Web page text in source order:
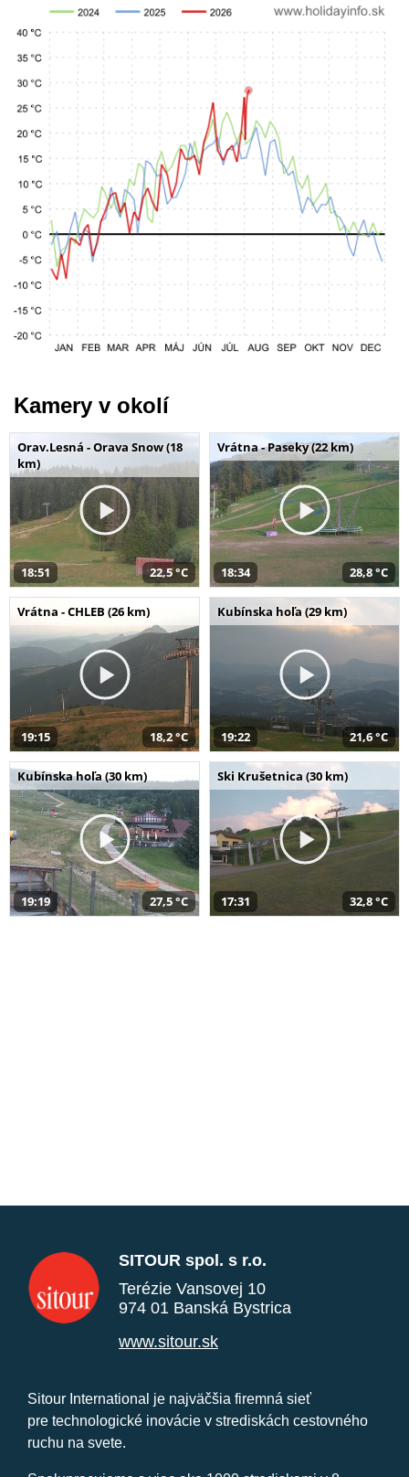
Kamery v okolí
Orav.Lesná - Orava Snow (18
km)
18:51 22,5 °C
Vrátna - Paseky (22 km)
18:34 28,8 °C
Vrátna - CHLEB (26 km)
19:15 18,2 °C
Kubínska hoľa (29 km)
19:22 21,6 °C
Kubínska hoľa (30 km)
19:19 27,5 °C
Ski Krušetnica (30 km)
17:31 32,8 °C
SITOUR spol. s r.o.
Terézie Vansovej 10
974 01 Banská Bystrica
www.sitour.sk
Sitour International je najväčšia firemná sieť
pre technologické inovácie v strediskách cestovného
ruchu na svete.